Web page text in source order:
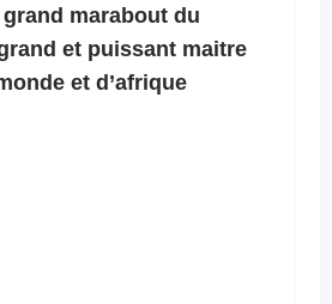
marabout du
et puissant maitre
et d’afrique